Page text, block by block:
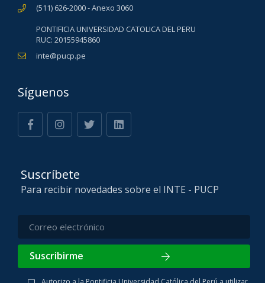
(511) 626-2000 - Anexo 3060
PONTIFICIA UNIVERSIDAD CATOLICA DEL PERU
RUC: 20155945860
inte@pucp.pe
Síguenos
Suscríbete
Para recibir novedades sobre el INTE - PUCP
Suscribirme